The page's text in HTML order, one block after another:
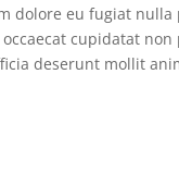
dolore eu fugiat nulla
cupidatat
deserunt mollit